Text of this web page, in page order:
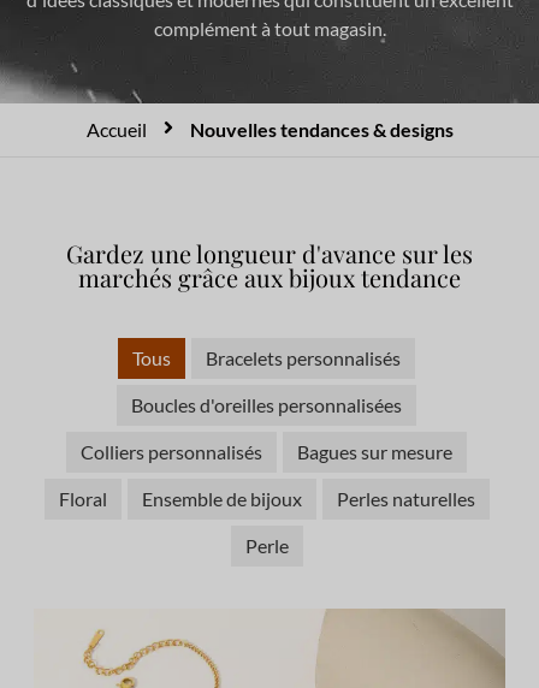
complément à tout magasin.
Accueil Nouvelles tendances & designs
Gardez une longueur d'avance sur les
marchés grâce aux bijoux tendance
Tous Bracelets personnalisés
Boucles d'oreilles personnalisées
Colliers personnalisés Bagues sur mesure
Floral Ensemble de bijoux Perles naturelles
Perle